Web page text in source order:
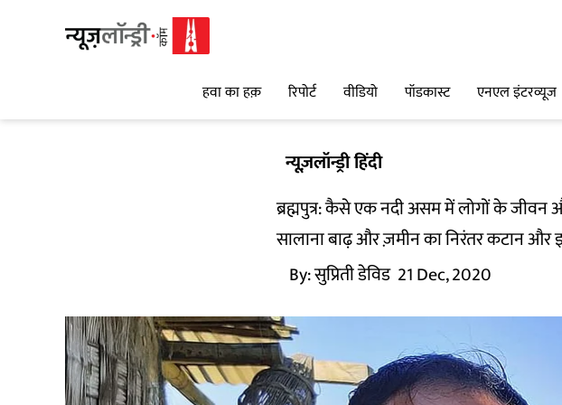
हवा का हक़ रिपोर्ट वीडियो पॉडकास्ट एनएल इंटरव्यूज
न्यूज़लॉन्ड्री हिंदी
ब्रह्मपुत्र: कैसे एक नदी असम में लोगों के
सालाना बाढ़ और ज़मीन का निरंतर कटान और
By:सुप्रिती डेविड 21 Dec, 2020